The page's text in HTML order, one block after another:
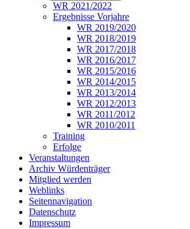
WR 2021/2022
Ergebnisse Vorjahre
WR 2019/2020
WR 2018/2019
WR 2017/2018
WR 2016/2017
WR 2015/2016
WR 2014/2015
WR 2013/2014
WR 2012/2013
WR 2011/2012
WR 2010/2011
Training
Erfolge
Veranstaltungen
Archiv Würdenträger
Mitglied werden
Weblinks
Seitennavigation
Datenschutz
Impressum